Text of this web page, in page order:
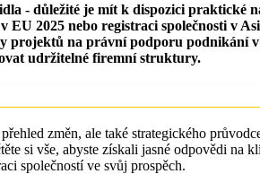
- důležité je mít k dispozici
EU 2025 nebo registraci společnosti v
projektů na právní podporu podnikání
udržitelné firemní struktury.
změn, ale také strategického
si vše, abyste získali jasné odpovědi
společností ve svůj prospěch.